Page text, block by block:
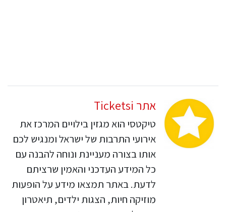
אתר Ticketsi
טיקטסי הוא מגזין בילויים המרכז את
אירועי התרבות של ישראל ומנגיש לכם
אותו בצורה מעניינת ונוחה להבנה עם
כל המידע העדכני והאמין שרציתם
לדעת. באתר תמצאו מידע על הופעות
מוזיקה חיות, הצגות ילדים, תיאטרון